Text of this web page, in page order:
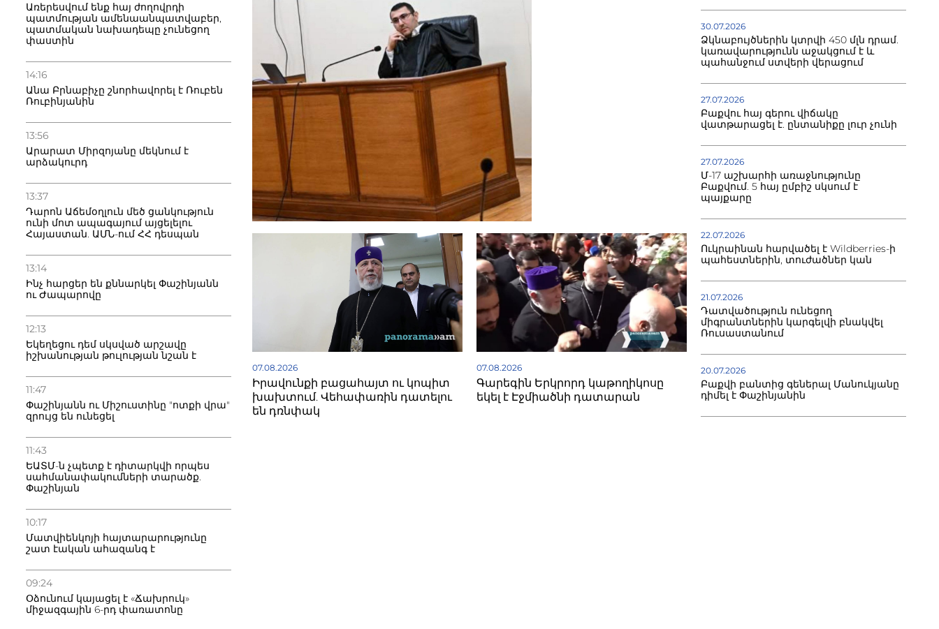
Առերեսվում ենք հայ ժողովրդի
պատմության ամենաանպատվաբեր,
պատմական նախադեպը չունեցող
փաստին
14:16
Անա Բրնաբիչը շնորհավորել է Ռուբեն
Ռուբինյանին
13:56
Արարատ Միրզոյանը մեկնում է
արձակուրդ
13:37
Դարոն Աճեմօղլուն մեծ ցանկություն
ունի մոտ ապագայում այցելելու
Հայաստան. ԱՄՆ-ում ՀՀ դեսպան
13:14
Ինչ հարցեր են քննարկել Փաշինյանն
ու Ժապարովը
12:13
Եկեղեցու դեմ սկսված արշավը
իշխանության թուլության նշան է
11:47
Փաշինյանն ու Միշուստինը "ոտքի վրա"
զրույց են ունեցել
11:43
ԵԱՏՄ-ն չպետք է դիտարկվի որպես
սահմանափակումների տարածք.
Փաշինյան
10:17
Մատվիենկոյի հայտարարությունը
շատ էական ահազանգ է
09:24
Օձունում կայացել է «Ճախրուկ»
միջազգային 6-րդ փառատոնը
07.08.2026
Իրավունքի բացահայտ ու կոպիտ
խախտում. Վեհափառին դատելու
են դռնփակ
07.08.2026
Գարեգին Երկրորդ կաթողիկոսը
եկել է Էջմիածնի դատարան
30.07.2026
Ձկնաբույծներին կտրվի 450 մլն դրամ.
կառավարությունն աջակցում է և
պահանջում ստվերի վերացում
27.07.2026
Բաքվու հայ գերու վիճակը
վատթարացել է. ընտանիքը լուր չունի
27.07.2026
Մ-17 աշխարհի առաջնությունը
Բաքվում. 5 հայ ըմբիշ սկսում է
պայքարը
22.07.2026
Ուկրաինան հարվածել է Wildberries-ի
պահեստներին, տուժածներ կան
21.07.2026
Դատվածություն ունեցող
միգրանտներին կարգելվի բնակվել
Ռուսաստանում
20.07.2026
Բաքվի բանտից գեներալ Մանուկյանը
դիմել է Փաշինյանին